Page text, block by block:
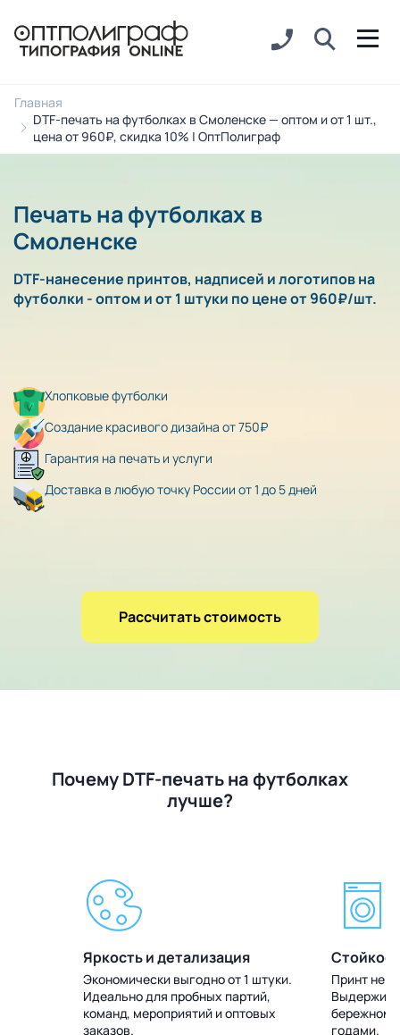
Главная
DTF-печать на футболках в Смоленске — оптом и от 1 шт.,
цена от 960₽, скидка 10% | ОптПолиграф
Печать на футболках в
Смоленске
DTF-нанесение принтов, надписей и логотипов на
футболки - оптом и от 1 штуки по цене от 960₽/шт.
Хлопковые футболки
Создание красивого дизайна от 750₽
Гарантия на печать и услуги
Доставка в любую точку России от 1 до 5 дней
Рассчитать стоимость
Почему DTF-печать на футболках
лучше?
Яркость и детализация
Экономически выгодно от 1 штуки.
Идеально для пробных партий,
команд, мероприятий и оптовых
заказов.
Принт не
бережном
годами.